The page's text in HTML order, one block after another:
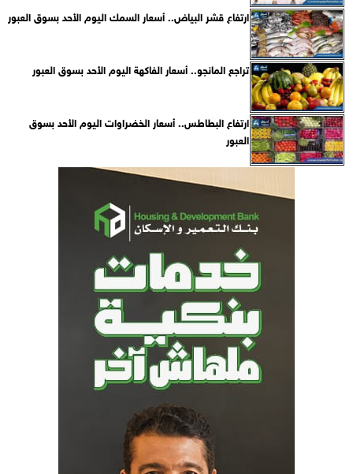
ارتفاع قشر البياض.. أسعار السمك اليوم الأحد بسوق العبور
تراجع المانجو.. أسعار الفاكهة اليوم الأحد بسوق العبور
ارتفاع البطاطس.. أسعار الخضراوات اليوم الأحد بسوق
العبور